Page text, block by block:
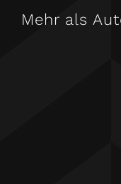
Mehr als